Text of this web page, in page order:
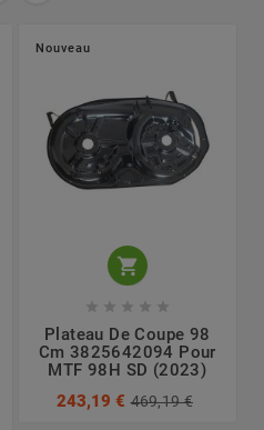
Nouveau

    
Plateau De Coupe 98
Cm 3825642094 Pour
MTF 98H SD (2023)
243,19 € 469,19 €